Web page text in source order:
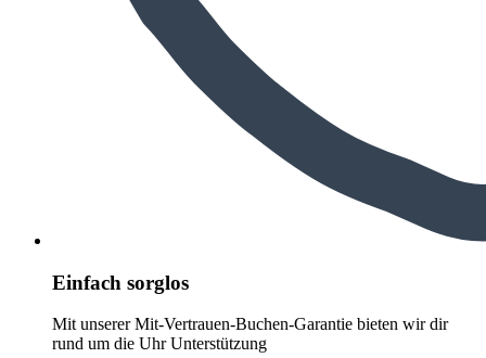
Einfach sorglos
Mit unserer Mit-Vertrauen-Buchen-Garantie bieten wir dir
rund um die Uhr Unterstützung